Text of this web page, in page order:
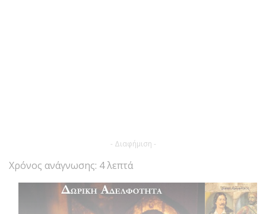
- Διαφήμιση -
Χρόνος ανάγνωσης: 4 λεπτά